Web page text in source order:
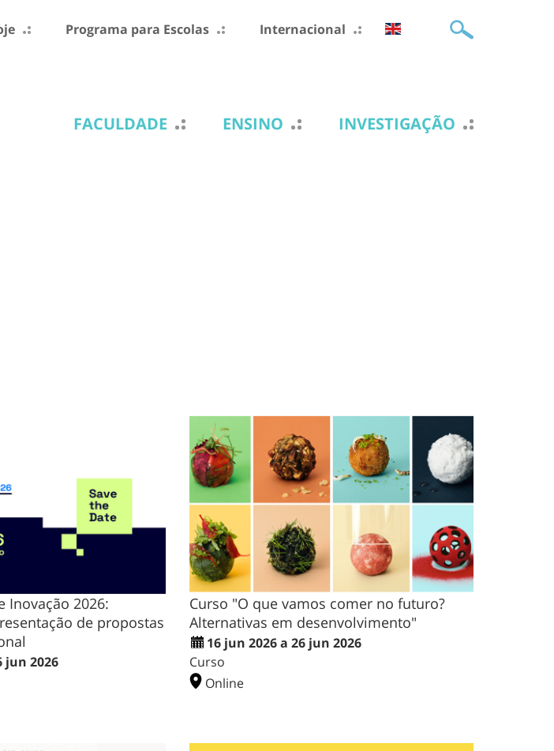
Programa para Escolas Internacional
FACULDADE ENSINO INVESTIGAÇÃO
Inovação 2026:
de propostas
jun 2026
Curso "O que vamos comer no futuro?
Alternativas em desenvolvimento"
16 jun 2026 a 26 jun 2026
Curso
Online